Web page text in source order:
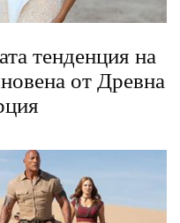
тенденция на
от Древна